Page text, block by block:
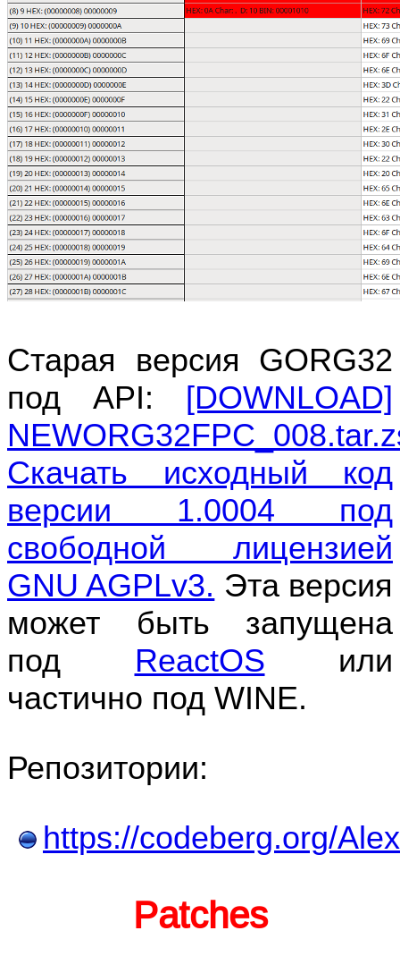
Старая версия GORG32
под API: [DOWNLOAD]
Скачать исходный код
версии 1.0004 под
свободной лицензией
GNU AGPLv3. Эта версия
может быть запущена
под ReactOS или
частично под WINE.
Репозитории:
https://codeberg.org/
Patches